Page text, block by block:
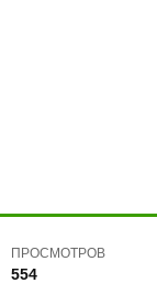
ПРОСМОТРОВ
554